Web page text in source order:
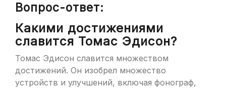
Вопрос-ответ:
Какими достижениями
славится Томас Эдисон?
Томас Эдисон славится множеством
достижений. Он изобрел множество
устройств и улучшений, включая фонограф,